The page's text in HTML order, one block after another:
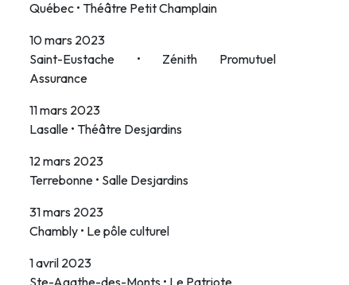
Québec • Théâtre Petit Champlain
10 mars 2023
Saint-Eustache • Zénith Promutuel
Assurance
11 mars 2023
Lasalle • Théâtre Desjardins
12 mars 2023
Terrebonne • Salle Desjardins
31 mars 2023
Chambly • Le pôle culturel
1 avril 2023
Ste-Agathe-des-Monts • Le Patriote